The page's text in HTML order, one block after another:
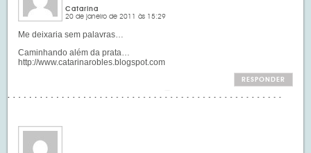
Catarina
20 de janeiro de 2011 às 15:29
Me deixaria sem palavras…
Caminhando além da prata…
http://www.catarinarobles.blogspot.com
RESPONDER